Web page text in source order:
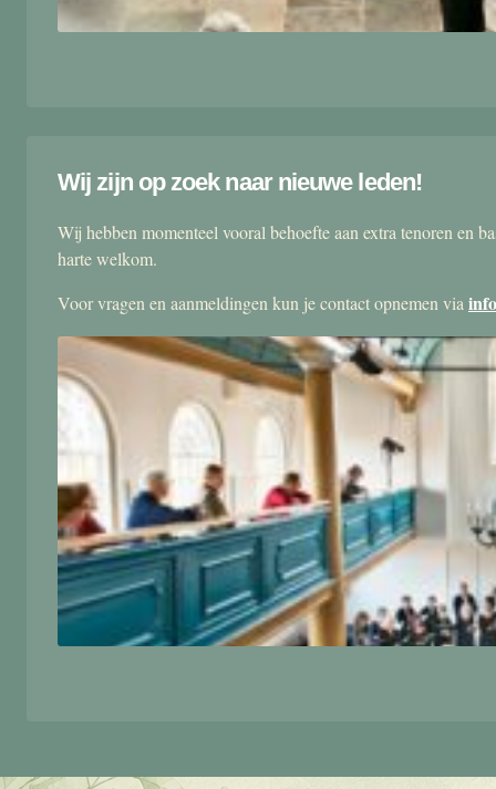
Wij zijn op zoek naar nieuwe leden!
Wij hebben momenteel vooral behoefte aan extra tenoren en
harte welkom.
Voor vragen en aanmeldingen kun je contact opnemen via